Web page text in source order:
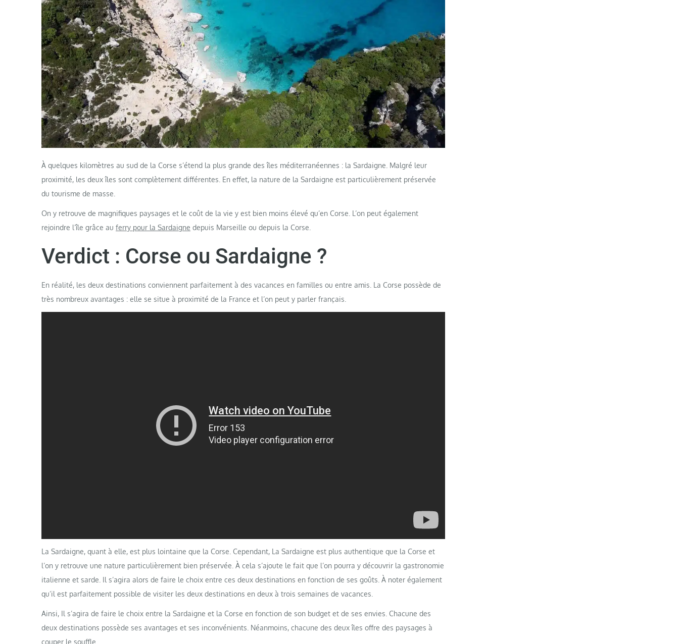
À quelques kilomètres au sud de la Corse s’étend la plus grande des îles méditerranéennes : la Sardaigne. Malgré leur
proximité, les deux îles sont complètement différentes. En effet, la nature de la Sardaigne est particulièrement préservée
du tourisme de masse.
On y retrouve de magnifiques paysages et le coût de la vie y est bien moins élevé qu’en Corse. L’on peut également
rejoindre l’île grâce au ferry pour la Sardaigne depuis Marseille ou depuis la Corse.
Verdict : Corse ou Sardaigne ?
En réalité, les deux destinations conviennent parfaitement à des vacances en familles ou entre amis. La Corse possède de
très nombreux avantages : elle se situe à proximité de la France et l’on peut y parler français.
La Sardaigne, quant à elle, est plus lointaine que la Corse. Cependant, La Sardaigne est plus authentique que la Corse et
l’on y retrouve une nature particulièrement bien préservée. À cela s’ajoute le fait que l’on pourra y découvrir la gastronomie
italienne et sarde. Il s’agira alors de faire le choix entre ces deux destinations en fonction de ses goûts. À noter également
qu’il est parfaitement possible de visiter les deux destinations en deux à trois semaines de vacances.
Ainsi, Il s’agira de faire le choix entre la Sardaigne et la Corse en fonction de son budget et de ses envies. Chacune des
deux destinations possède ses avantages et ses inconvénients. Néanmoins, chacune des deux îles offre des paysages à
couper le souffle.